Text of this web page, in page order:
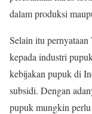
dalam produksi
Selain itu
kepada industri
kebijakan pupuk di
subsidi. Dengan
pupuk mungkin